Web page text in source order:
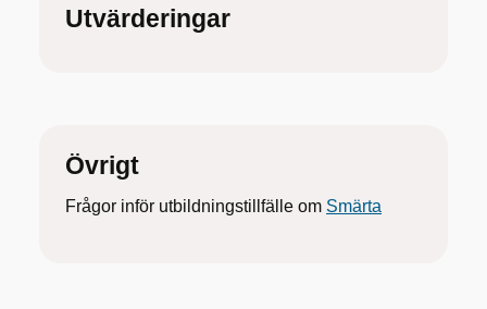
Utvärderingar
Övrigt
Frågor inför utbildningstillfälle om Smärta